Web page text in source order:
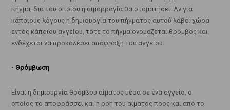
πήγμα, δια του οποίου η αιμορραγία θα σταματήσει. Αν για
κάποιους λόγους η δημιουργία του πήγματος αυτού λάβει χώρα
εντός κάποιου αγγείου, τότε το πήγμα ονομάζεται θρόμβος και
ενδέχεται να προκαλέσει απόφραξη του αγγείου.
• Θρόμβωση
Είναι η δημιουργία θρόμβου αίματος μέσα σε ένα αγγείο, ο
οποίος το αποφράσσει και η ροή του αίματος προς και από το